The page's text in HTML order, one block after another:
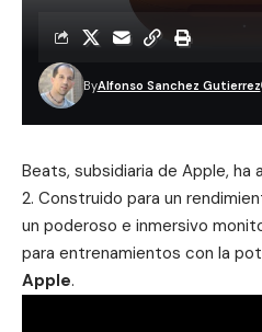
ByAlfonso Sanchez Gutierrez
Beats, subsidiaria de Apple, ha
2. Construido para un
un poderoso e inmersivo
para entrenamientos con la
Apple.